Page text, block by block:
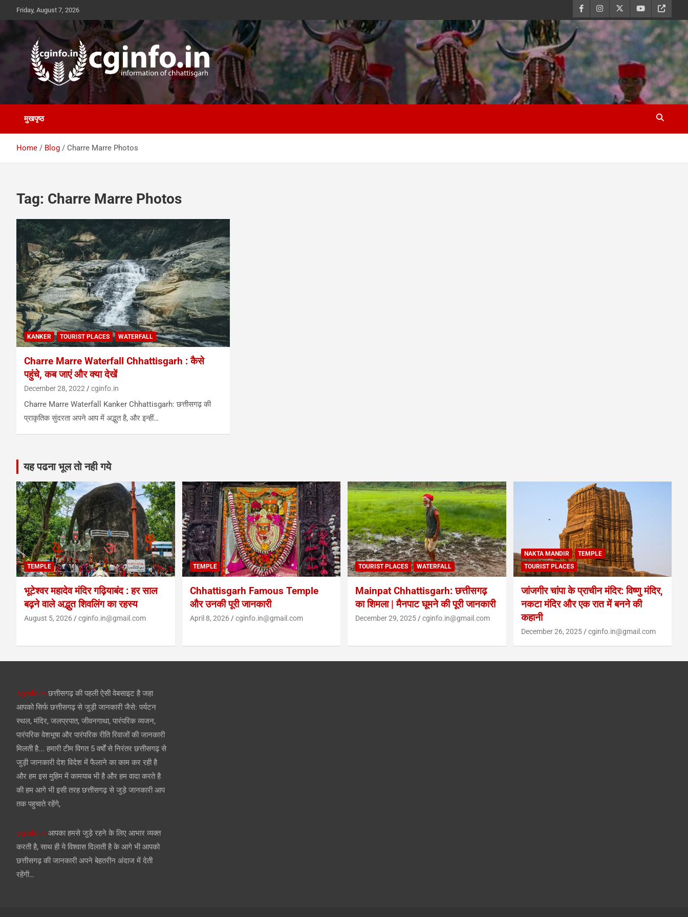
content
Friday, August 7, 2026
cginfo.in
information of Chhattisgarh
मुखपृष्ठ
Home Blog Charre Marre Photos
Tag: Charre Marre Photos
KANKER TOURIST PLACES WATERFALL
Charre Marre Waterfall Chhattisgarh : कैसे
पहुंचे, कब जाएं और क्या देखें
December 28, 2022 cginfo.in
Charre Marre Waterfall Kanker Chhattisgarh: छत्तीसगढ़ की
प्राकृतिक सुंदरता अपने आप में अद्भुत है, और इन्हीं…
यह पढना भूल तो नही गये
TEMPLE
भूटेश्वर महादेव मंदिर गढ़ियाबंद : हर साल
बढ़ने वाले अद्भुत शिवलिंग का रहस्य
August 5, 2026 cginfo.in@gmail.com
TEMPLE
Chhattisgarh Famous Temple
और उनकी पूरी जानकारी
April 8, 2026 cginfo.in@gmail.com
TOURIST PLACES WATERFALL
Mainpat Chhattisgarh: छत्तीसगढ़
का शिमला | मैनपाट घूमने की पूरी जानकारी
December 29, 2025 cginfo.in@gmail.com
NAKTA MANDIR
TEMPLE
TOURIST PLACES
जांजगीर चांपा के प्राचीन मंदिर: विष्णु मंदिर,
नकटा मंदिर और एक रात में बनने की
कहानी
December 26, 2025 cginfo.in@gmail.com
cginfo.in छत्तीसगढ़ की पहली ऐसी वेबसाइट है जहा
आपको सिर्फ छत्तीसगढ़ से जुड़ी जानकारी जैसे: पर्यटन
स्थल, मंदिर, जलप्रपात, जीवनगाथा, पारंपरिक व्यजन,
पारंपरिक वेशभूषा और पारंपरिक रीति रिवाजों की जानकारी
मिलती है... हमारी टीम विगत 5 वर्षों से निरंतर छत्तीसगढ़ से
जुड़ी जानकारी देश विदेश में फैलाने का काम कर रही है
और हम इस मुहिम में कामयाब भी है और हम वादा करते है
की हम आगे भी इसी तरह छत्तीसगढ़ से जुड़े जानकारी आप
तक पहुचाते रहेंगे,
cginfo.in आपका हमसे जुड़े रहने के लिए आभार व्यक्त
करती है, साथ ही ये विश्वास दिलाती है के आगे भी आपको
छत्तीसगढ़ की जानकारी अपने बेहतरीन अंदाज में देती
रहेंगी…